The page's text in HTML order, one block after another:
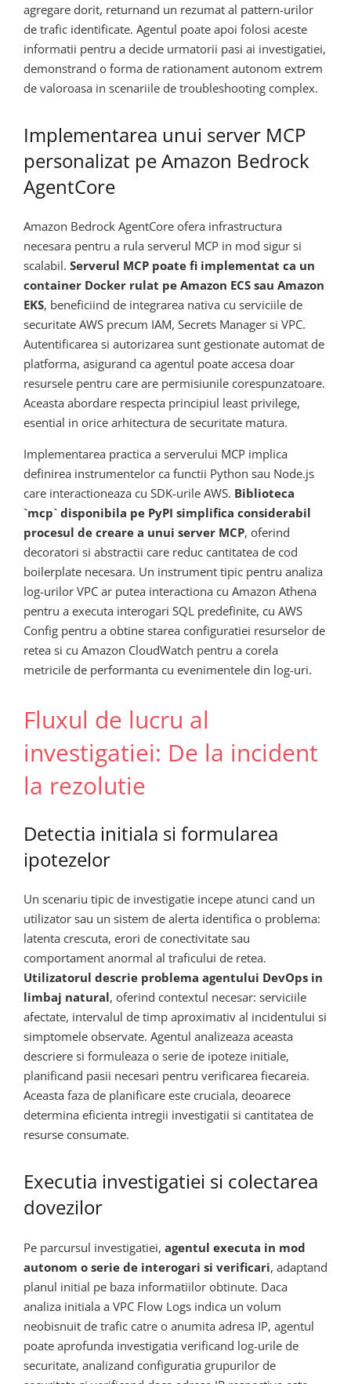
agregare dorit, returnand un rezumat al pattern-urilor
de trafic identificate. Agentul poate apoi folosi aceste
informatii pentru a decide urmatorii pasi ai investigatiei,
demonstrand o forma de rationament autonom extrem
de valoroasa in scenariile de troubleshooting complex.
Implementarea unui server MCP
personalizat pe Amazon Bedrock
AgentCore
Amazon Bedrock AgentCore ofera infrastructura
necesara pentru a rula serverul MCP in mod sigur si
scalabil. Serverul MCP poate fi implementat ca un
container Docker rulat pe Amazon ECS sau Amazon
EKS, beneficiind de integrarea nativa cu serviciile de
securitate AWS precum IAM, Secrets Manager si VPC.
Autentificarea si autorizarea sunt gestionate automat de
platforma, asigurand ca agentul poate accesa doar
resursele pentru care are permisiunile corespunzatoare.
Aceasta abordare respecta principiul least privilege,
esential in orice arhitectura de securitate matura.
Implementarea practica a serverului MCP implica
definirea instrumentelor ca functii Python sau Node.js
care interactioneaza cu SDK-urile AWS. Biblioteca
`mcp` disponibila pe PyPI simplifica considerabil
procesul de creare a unui server MCP, oferind
decoratori si abstractii care reduc cantitatea de cod
boilerplate necesara. Un instrument tipic pentru analiza
log-urilor VPC ar putea interactiona cu Amazon Athena
pentru a executa interogari SQL predefinite, cu AWS
Config pentru a obtine starea configuratiei resurselor de
retea si cu Amazon CloudWatch pentru a corela
metricile de performanta cu evenimentele din log-uri.
Fluxul de lucru al
investigatiei: De la incident
la rezolutie
Detectia initiala si formularea
ipotezelor
Un scenariu tipic de investigatie incepe atunci cand un
utilizator sau un sistem de alerta identifica o problema:
latenta crescuta, erori de conectivitate sau
comportament anormal al traficului de retea.
Utilizatorul descrie problema agentului DevOps in
limbaj natural, oferind contextul necesar: serviciile
afectate, intervalul de timp aproximativ al incidentului si
simptomele observate. Agentul analizeaza aceasta
descriere si formuleaza o serie de ipoteze initiale,
planificand pasii necesari pentru verificarea fiecareia.
Aceasta faza de planificare este cruciala, deoarece
determina eficienta intregii investigatii si cantitatea de
resurse consumate.
Executia investigatiei si colectarea
dovezilor
Pe parcursul investigatiei, agentul executa in mod
autonom o serie de interogari si verificari, adaptand
planul initial pe baza informatiilor obtinute. Daca
analiza initiala a VPC Flow Logs indica un volum
neobisnuit de trafic catre o anumita adresa IP, agentul
poate aprofunda investigatia verificand log-urile de
securitate, analizand configuratia grupurilor de